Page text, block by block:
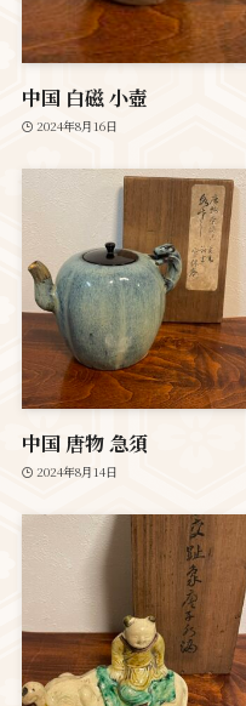
中国 白磁 小壺
2024年8月16日
中国 唐物 急須
2024年8月14日